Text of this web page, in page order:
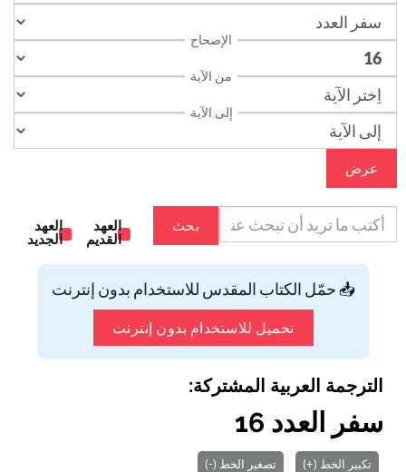
الإصحاح
من الآية
إلى الآية
عرض
بحث
العهد
القديم
العهد
الجديد
📥 حمّل الكتاب المقدس للاستخدام بدون إنترنت
تحميل للاستخدام بدون إنترنت
الترجمة العربية المشتركة:
سفر العدد 16
تكبير الخط (+) تصغير الخط (-)